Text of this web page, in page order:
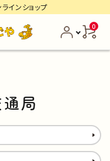
インショップ
0
登録
局